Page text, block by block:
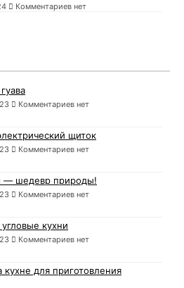
Комментариев нет
Комментариев нет
щиток
Комментариев нет
— шедевр природы!
Комментариев нет
кухни
Комментариев нет
для приготовления